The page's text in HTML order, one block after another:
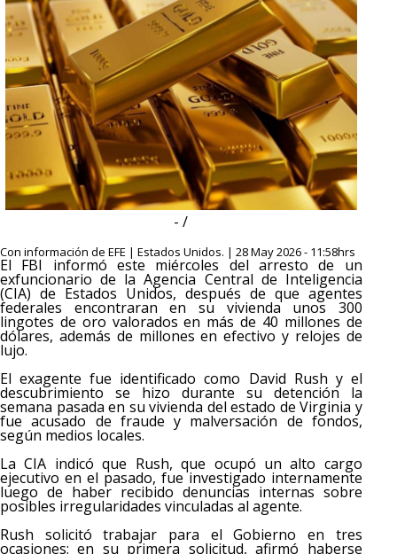
- /
Con información de EFE | Estados Unidos. | 28 May 2026 - 11:58hrs
El FBI informó este miércoles del arresto de un
exfuncionario de la Agencia Central de Inteligencia
(CIA) de Estados Unidos, después de que agentes
federales encontraran en su vivienda unos 300
lingotes de oro valorados en más de 40 millones de
dólares, además de millones en efectivo y relojes de
lujo.
El exagente fue identificado como David Rush y el
descubrimiento se hizo durante su detención la
semana pasada en su vivienda del estado de Virginia y
fue acusado de fraude y malversación de fondos,
según medios locales.
La CIA indicó que Rush, que ocupó un alto cargo
ejecutivo en el pasado, fue investigado internamente
luego de haber recibido denuncias internas sobre
posibles irregularidades vinculadas al agente.
Rush solicitó trabajar para el Gobierno en tres
ocasiones; en su primera solicitud, afirmó haberse